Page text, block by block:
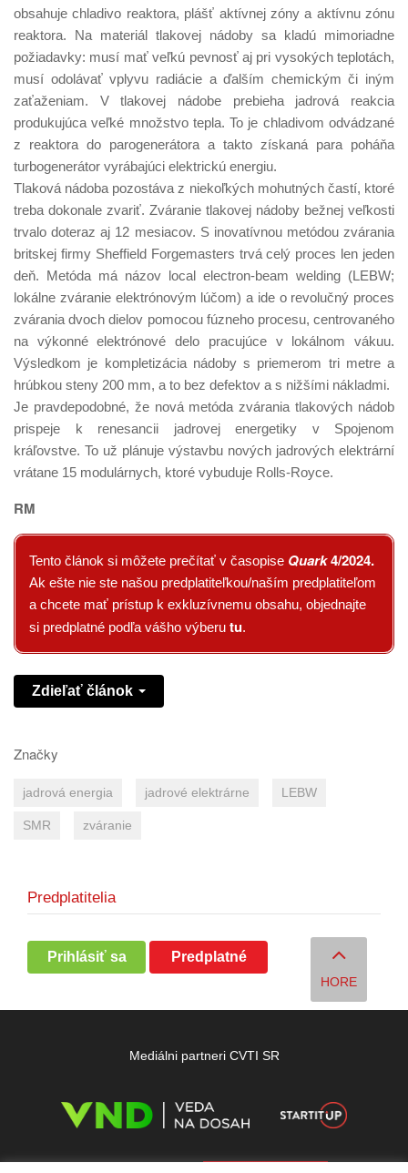
obsahuje chladivo reaktora, plášť aktívnej zóny a aktívnu zónu
reaktora. Na materiál tlakovej nádoby sa kladú mimoriadne
požiadavky: musí mať veľkú pevnosť aj pri vysokých teplotách,
musí odolávať vplyvu radiácie a ďalším chemickým či iným
zaťaženiam. V tlakovej nádobe prebieha jadrová reakcia
produkujúca veľké množstvo tepla. To je chladivom odvádzané
z reaktora do parogenerátora a takto získaná para poháňa
turbogenerátor vyrábajúci elektrickú energiu.
Tlaková nádoba pozostáva z niekoľkých mohutných častí, ktoré
treba dokonale zvariť. Zváranie tlakovej nádoby bežnej veľkosti
trvalo doteraz aj 12 mesiacov. S inovatívnou metódou zvárania
britskej firmy Sheffield Forgemasters trvá celý proces len jeden
deň. Metóda má názov local electron-beam welding (LEBW;
lokálne zváranie elektrónovým lúčom) a ide o revolučný proces
zvárania dvoch dielov pomocou fúzneho procesu, centrovaného
na výkonné elektrónové delo pracujúce v lokálnom vákuu.
Výsledkom je kompletizácia nádoby s priemerom tri metre a
hrúbkou steny 200 mm, a to bez defektov a s nižšími nákladmi.
Je pravdepodobné, že nová metóda zvárania tlakových nádob
prispeje k renesancii jadrovej energetiky v Spojenom
kráľovstve. To už plánuje výstavbu nových jadrových elektrární
vrátane 15 modulárnych, ktoré vybuduje Rolls-Royce.
RM
Tento článok si môžete prečítať v časopise Quark4/2024.
Ak ešte nie ste našou predplatiteľkou/naším predplatiteľom
a chcete mať prístup k exkluzívnemu obsahu, objednajte
si predplatné podľa vášho výberu tu.
Zdieľať článok
Značky
jadrová energia jadrové elektrárne LEBW
SMR zváranie
Predplatitelia
Prihlásiť sa Predplatné
HORE
Mediálni partneri CVTI SR